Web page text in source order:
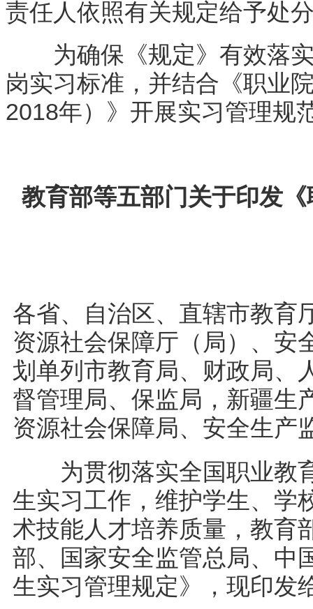
责任人依照有关规定给予
为确保《规定》有效落实
岗实习标准，并结合《职业
2018年）》开展实习管理规
教育部等五部门关于印发
各省、自治区、直辖市教育
资源社会保障厅（局）、安
划单列市教育局、财政局、
督管理局、保监局，新疆生
资源社会保障局、安全生
为贯彻落实全国职业教
生实习工作，维护学生、学
术技能人才培养质量，教育
部、国家安全监管总局、中
生实习管理规定》，现印